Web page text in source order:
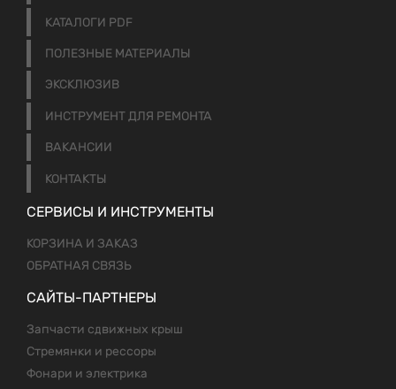
КАТАЛОГИ PDF
ПОЛЕЗНЫЕ МАТЕРИАЛЫ
ЭКСКЛЮЗИВ
ИНСТРУМЕНТ ДЛЯ РЕМОНТА
ВАКАНСИИ
КОНТАКТЫ
СЕРВИСЫ И ИНСТРУМЕНТЫ
КОРЗИНА И ЗАКАЗ
ОБРАТНАЯ СВЯЗЬ
САЙТЫ-ПАРТНЕРЫ
Запчасти сдвижных крыш
Стремянки и рессоры
Фонари и электрика